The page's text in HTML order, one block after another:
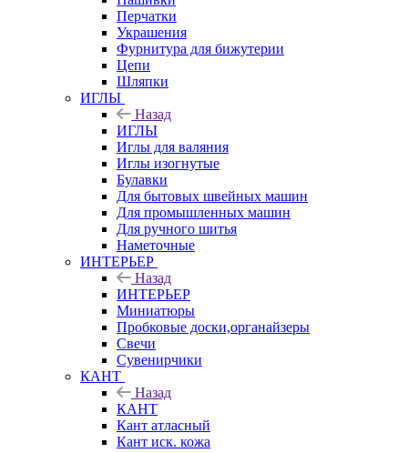
Перчатки
Украшения
Фурнитура для бижутерии
Цепи
Шляпки
ИГЛЫ
Назад
ИГЛЫ
Иглы для валяния
Иглы изогнутые
Булавки
Для бытовых швейных машин
Для промышленных машин
Для ручного шитья
Наметочные
ИНТЕРЬЕР
Назад
ИНТЕРЬЕР
Миниатюры
Пробковые доски,органайзеры
Свечи
Сувенирчики
КАНТ
Назад
КАНТ
Кант атласный
Кант иск. кожа